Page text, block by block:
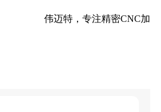
注精密CNC加